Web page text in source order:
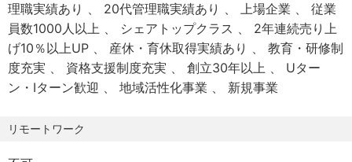
【年間休日】
120日
【労働時間】
8:30～17：30
理職実績あり
20代管理職実績あり 上場企業
従業
員数1000人以上
シェアトップクラス
2年連続売り上
げ10％以上UP
産休・育休取得実績あり
教育・研修制
度充実
資格支援制度充実 創立30年以上
Uター
ン・Iターン歓迎
地域活性化事業 新規事業
リモートワーク